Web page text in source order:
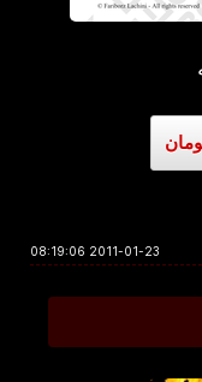
2011-01-23 08:19:06